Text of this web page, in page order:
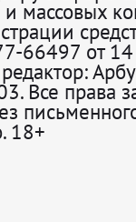
массовых
66497 от 14
Все права
18+